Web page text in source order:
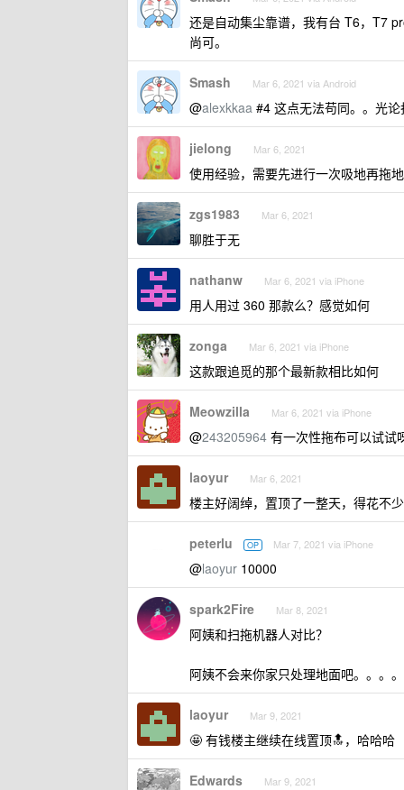
还是自动集尘靠谱，我有台 T6，T7
尚可。
Smash Mar 6, 2021 via Android
@alexkkaa #4 这点无法苟同。。光论
jielong Mar 6, 2021
使用经验，需要先进行一次吸地再拖地
zgs1983 Mar 6, 2021
聊胜于无
nathanw Mar 6, 2021 via iPhone
用人用过 360 那款么？感觉如何
zonga Mar 6, 2021 via iPhone
这款跟追觅的那个最新款相比如何
Meowzilla Mar 6, 2021 via iPhone
@243205964 有一次性拖布可以试试
laoyur Mar 6, 2021
楼主好阔绰，置顶了一整天，得花不
peterlu OP Mar 7, 2021 via iPhone
@laoyur 10000
spark2Fire Mar 8, 2021
阿姨和扫拖机器人对比？
阿姨不会来你家只处理地面吧。。。。
laoyur Mar 9, 2021
🤩 有钱楼主继续在线置顶🔝，哈哈哈
Edwards Mar 9, 2021